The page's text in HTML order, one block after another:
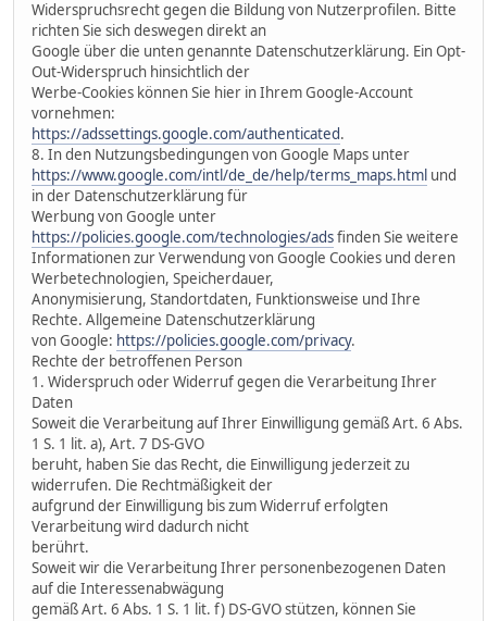
Widerspruchsrecht gegen die Bildung von Nutzerprofilen. Bitte
richten Sie sich deswegen direkt an
Google über die unten genannte Datenschutzerklärung. Ein Opt-
Out-Widerspruch hinsichtlich der
Werbe-Cookies können Sie hier in Ihrem Google-Account
vornehmen:
https://adssettings.google.com/authenticated.
8. In den Nutzungsbedingungen von Google Maps unter
https://www.google.com/intl/de_de/help/terms_maps.html und
in der Datenschutzerklärung für
Werbung von Google unter
https://policies.google.com/technologies/adsfinden Sie weitere
Informationen zur Verwendung von Google Cookies und deren
Werbetechnologien, Speicherdauer,
Anonymisierung, Standortdaten, Funktionsweise und Ihre
Rechte. Allgemeine Datenschutzerklärung
von Google: https://policies.google.com/privacy.
Rechte der betroffenen Person
1. Widerspruch oder Widerruf gegen die Verarbeitung Ihrer
Daten
Soweit die Verarbeitung auf Ihrer Einwilligung gemäß Art. 6 Abs.
1 S. 1 lit. a), Art. 7 DS-GVO
beruht, haben Sie das Recht, die Einwilligung jederzeit zu
widerrufen. Die Rechtmäßigkeit der
aufgrund der Einwilligung bis zum Widerruf erfolgten
Verarbeitung wird dadurch nicht
berührt.
Soweit wir die Verarbeitung Ihrer personenbezogenen Daten
auf die Interessenabwägung
gemäß Art. 6 Abs. 1 S. 1 lit. f) DS-GVO stützen, können Sie